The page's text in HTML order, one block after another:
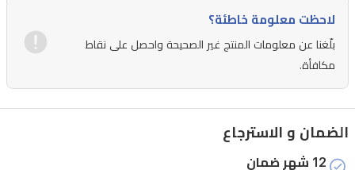
بتفاصيل
واضحة،
بينما
يوفر
تصنيف
IP65
لاحظت معلومة خاطئة؟
بلّغنا عن معلومات المنتج غير الصحيحة واحصل على نقاط
مكافأة.
الضمان و الاسترجاع
12 شهر ضمان